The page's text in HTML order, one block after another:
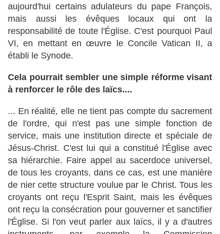
aujourd'hui certains adulateurs du pape François,
mais aussi les évêques locaux qui ont la
responsabilité de toute l'Église. C'est pourquoi Paul
VI, en mettant en œuvre le Concile Vatican II, a
établi le Synode.
Cela pourrait sembler une simple réforme visant
à renforcer le rôle des laïcs....
... En réalité, elle ne tient pas compte du sacrement
de l'ordre, qui n'est pas une simple fonction de
service, mais une institution directe et spéciale de
Jésus-Christ. C'est lui qui a constitué l'Église avec
sa hiérarchie. Faire appel au sacerdoce universel,
de tous les croyants, dans ce cas, est une manière
de nier cette structure voulue par le Christ. Tous les
croyants ont reçu l'Esprit Saint, mais les évêques
ont reçu la consécration pour gouverner et sanctifier
l'Église. Si l'on veut parler aux laïcs, il y a d'autres